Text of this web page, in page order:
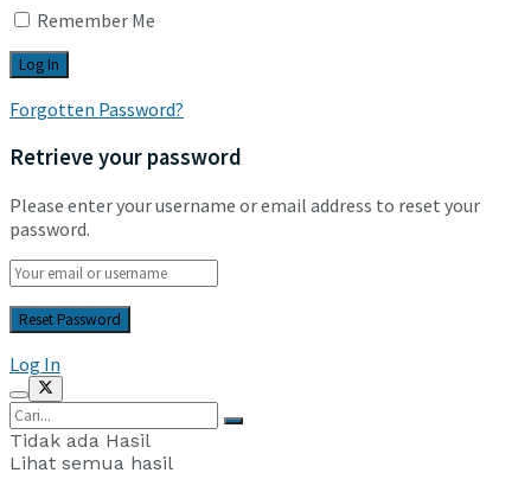
Remember Me
Forgotten Password?
Retrieve your password
Please enter your username or email address to reset your
password.
Log In
Tidak ada Hasil
Lihat semua hasil